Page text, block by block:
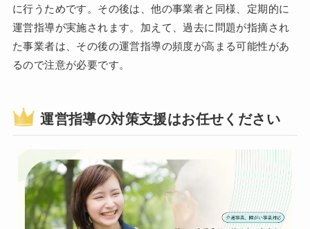
に行うためです。その後は、他の事業者と同様、定期的に
運営指導が実施されます。加えて、過去に問題が指摘され
た事業者は、その後の運営指導の頻度が高まる可能性があ
るので注意が必要です。
運営指導の対策支援はお任せください